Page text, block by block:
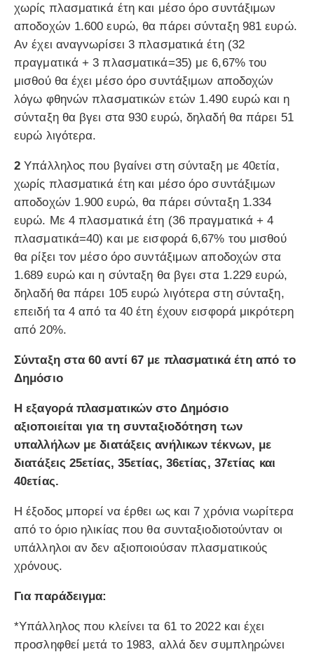
χωρίς πλασματικά έτη και μέσο όρο συντάξιμων
αποδοχών 1.600 ευρώ, θα πάρει σύνταξη 981 ευρώ.
Αν έχει αναγνωρίσει 3 πλασματικά έτη (32
πραγματικά + 3 πλασματικά=35) με 6,67% του
μισθού θα έχει μέσο όρο συντάξιμων αποδοχών
λόγω φθηνών πλασματικών ετών 1.490 ευρώ και η
σύνταξη θα βγει στα 930 ευρώ, δηλαδή θα πάρει 51
ευρώ λιγότερα.
2 Υπάλληλος που βγαίνει στη σύνταξη με 40ετία,
χωρίς πλασματικά έτη και μέσο όρο συντάξιμων
αποδοχών 1.900 ευρώ, θα πάρει σύνταξη 1.334
ευρώ. Με 4 πλασματικά έτη (36 πραγματικά + 4
πλασματικά=40) και με εισφορά 6,67% του μισθού
θα ρίξει τον μέσο όρο συντάξιμων αποδοχών στα
1.689 ευρώ και η σύνταξη θα βγει στα 1.229 ευρώ,
δηλαδή θα πάρει 105 ευρώ λιγότερα στη σύνταξη,
επειδή τα 4 από τα 40 έτη έχουν εισφορά μικρότερη
από 20%.
Σύνταξη στα 60 αντί 67 με πλασματικά έτη από το
Δημόσιο
Η εξαγορά πλασματικών στο Δημόσιο
αξιοποιείται για τη συνταξιοδότηση των
υπαλλήλων με διατάξεις ανήλικων τέκνων, με
διατάξεις 25ετίας, 35ετίας, 36ετίας, 37ετίας και
40ετίας.
Η έξοδος μπορεί να έρθει ως και 7 χρόνια νωρίτερα
από το όριο ηλικίας που θα συνταξιοδιοτούνταν οι
υπάλληλοι αν δεν αξιοποιούσαν πλασματικούς
χρόνους.
Για παράδειγμα:
*Υπάλληλος που κλείνει τα 61 το 2022 και έχει
προσληφθεί μετά το 1983, αλλά δεν συμπληρώνει